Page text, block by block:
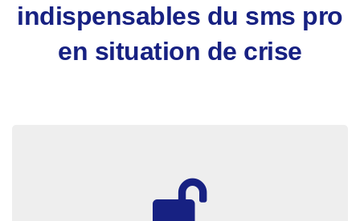
indispensables du sms pro
en situation de crise